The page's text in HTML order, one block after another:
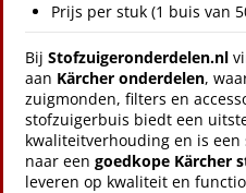
Prijs per stuk (1 buis van
Bij Stofzuigeronderdelen.nl
aan Kärcher onderdelen,
zuigmonden, filters en
stofzuigerbuis biedt een
kwaliteitverhouding en is een
naar een goedkope Kärcher
leveren op kwaliteit en